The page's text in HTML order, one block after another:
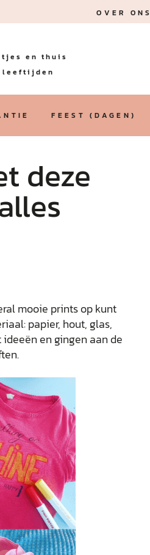
OVER ONS
en thuis
leeftijden
FEEST (DAGEN)
deze
mooie prints op kunt
papier, hout, glas,
en gingen aan de